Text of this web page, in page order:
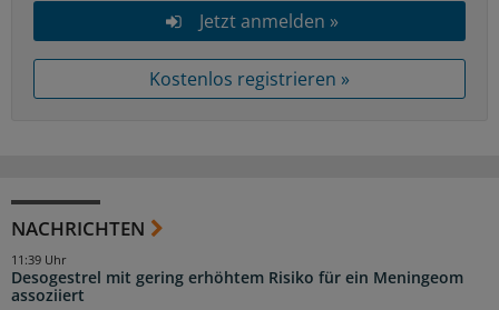
Jetzt anmelden »
Kostenlos registrieren »
NACHRICHTEN
Desogestrel mit gering erhöhtem Risiko für ein Meningeom
assoziiert
11:39 Uhr